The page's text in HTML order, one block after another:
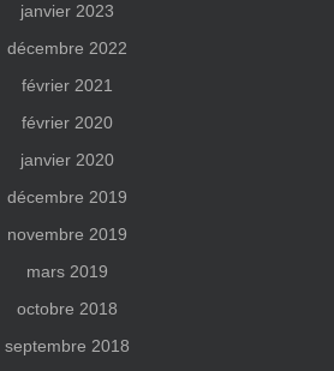
janvier 2023
décembre 2022
février 2021
février 2020
janvier 2020
décembre 2019
novembre 2019
mars 2019
octobre 2018
septembre 2018